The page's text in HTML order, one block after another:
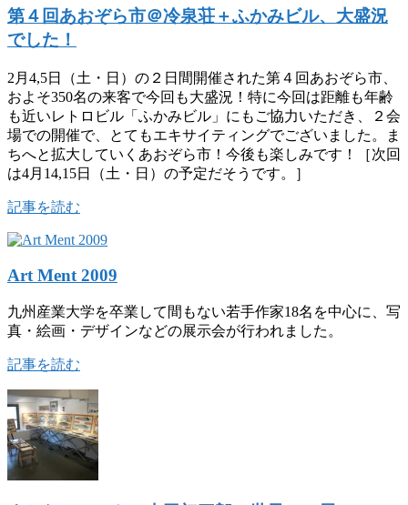
第４回あおぞら市＠冷泉荘＋ふかみビル、大盛況
でした！
2月4,5日（土・日）の２日間開催された第４回あおぞら市、
およそ350名の来客で今回も大盛況！特に今回は距離も年齢
も近いレトロビル「ふかみビル」にもご協力いただき、２会
場での開催で、とてもエキサイティングでございました。ま
ちへと拡大していくあおぞら市！今後も楽しみです！［次回
は4月14,15日（土・日）の予定だそうです。］
記事を読む
Art Ment 2009
九州産業大学を卒業して間もない若手作家18名を中心に、写
真・絵画・デザインなどの展示会が行われました。
記事を読む